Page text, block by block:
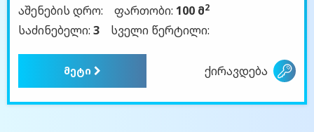
აშენების დრო:
ფართობი: 100 მ2
საძინებელი: 3 სველი წერტილი:
მეტი ქირავდება